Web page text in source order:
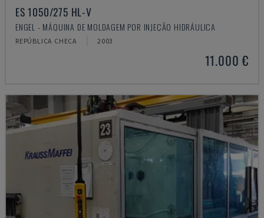
ES 1050/275 HL-V
ENGEL - MÁQUINA DE MOLDAGEM POR INJEÇÃO HIDRÁULICA
REPÚBLICA CHECA 2003
11.000 €